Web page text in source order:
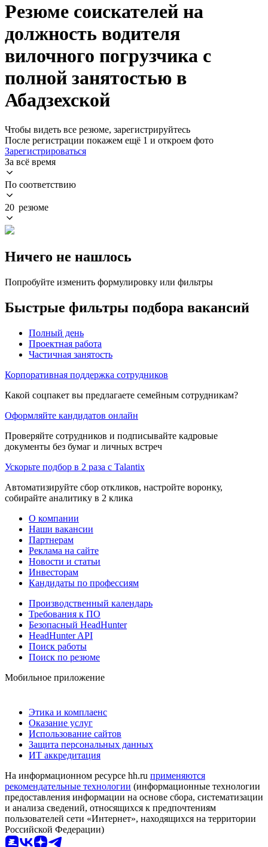
Резюме соискателей на
должность водителя
вилочного погрузчика с
полной занятостью в
Абадзехской
Чтобы видеть все резюме, зарегистрируйтесь
После регистрации покажем ещё 1 и откроем фото
Зарегистрироваться
За всё время
По соответствию
20 резюме
Ничего не нашлось
Попробуйте изменить формулировку или фильтры
Быстрые фильтры подбора вакансий
Полный день
Проектная работа
Частичная занятость
Корпоративная поддержка сотрудников
Какой соцпакет вы предлагаете семейным сотрудникам?
Оформляйте кандидатов онлайн
Проверяйте сотрудников и подписывайте кадровые
документы без бумаг и личных встреч
Ускорьте подбор в 2 раза с Talantix
Автоматизируйте сбор откликов, настройте воронку,
собирайте аналитику в 2 клика
О компании
Наши вакансии
Партнерам
Реклама на сайте
Новости и статьи
Инвесторам
Кандидаты по профессиям
Производственный календарь
Требования к ПО
Безопасный HeadHunter
HeadHunter API
Поиск работы
Поиск по резюме
Мобильное приложение
Этика и комплаенс
Оказание услуг
Использование сайтов
Защита персональных данных
ИТ аккредитация
На информационном ресурсе hh.ru применяются
рекомендательные технологии (информационные технологии
предоставления информации на основе сбора, систематизации
и анализа сведений, относящихся к предпочтениям
пользователей сети «Интернет», находящихся на территории
Российской Федерации)